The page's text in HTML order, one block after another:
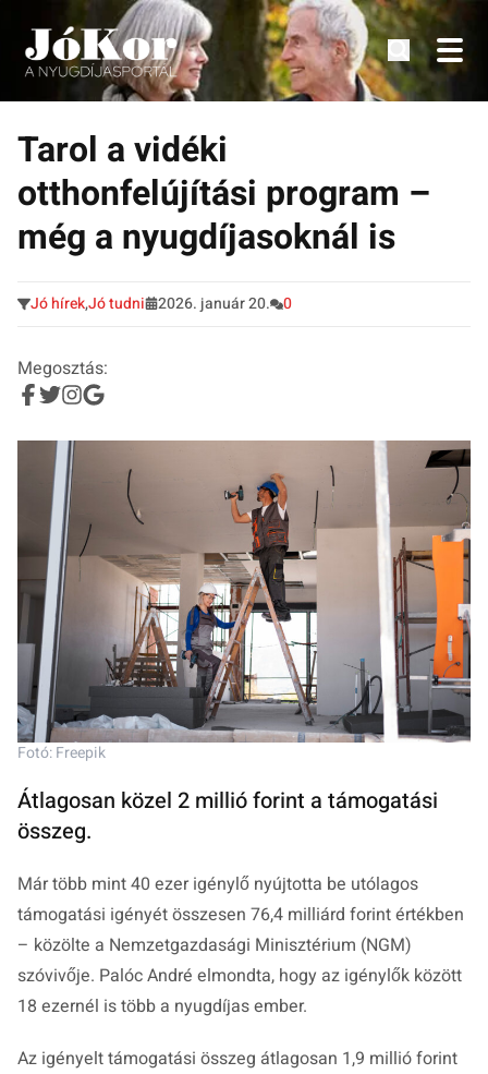
Tovább
tartalomra
Tudnivalók, érdekességek idősek számára.
Tarol a vidéki
otthonfelújítási program –
még a nyugdíjasoknál is
Jó hírek,Jó tudni 2026. január 20. 0
Megosztás:
Fotó: Freepik
Átlagosan közel 2 millió forint a támogatási
összeg.
Már több mint 40 ezer igénylő nyújtotta be utólagos
támogatási igényét összesen 76,4 milliárd forint értékben
– közölte a Nemzetgazdasági Minisztérium (NGM)
szóvivője. Palóc André elmondta, hogy az igénylők között
18 ezernél is több a nyugdíjas ember.
Az igényelt támogatási összeg átlagosan 1,9 millió forint